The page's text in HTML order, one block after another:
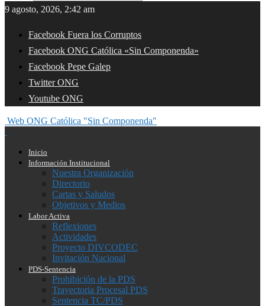
9 agosto, 2026, 2:42 am
Facebook Fuera los Corruptos
Facebook ONG Católica «Sin Componenda»
Facebook Pepe Galep
Twitter ONG
Youtube ONG
Web ONG Católica "Sin Componenda"
Inicio
Información Institucional
Nuestra Organización
Directorio
Cartas y Saludos
Objetivos y Medios
Labor Activa
Reflexiones
Actividades
Proyecto DIVCODEC
Invitación Nacional
PDS-Sentencia
Prohibición de la PDS
Trayectoria Procesal PDS
Sentencia TC/PDS